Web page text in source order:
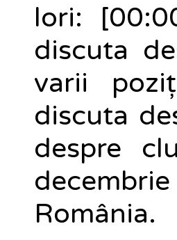
lori:
discuta
varii
discuta
despre
România.